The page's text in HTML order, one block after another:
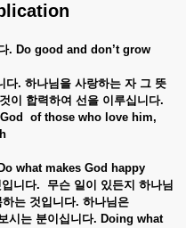
. Do good and don’t grow
. 하나님을 사랑하는 자 그 뜻
이 합력하여 선을 이루십니다.
of those who love him,
what makes God happy
입니다. 무슨 일이 있든지 하나님
하는 것입니다. 하나님은
시는 분이십니다. Doing what